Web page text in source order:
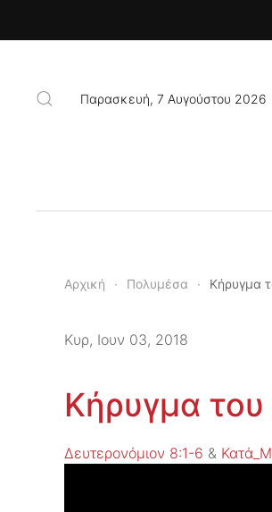
Παρασκευή, 7 Αυγούστου 2026
Αρχική Πολυμέσα Κήρυγμα
Κυρ, Ιουν 03, 2018
Κήρυγμα του
Δευτερονόμιον 8:1-6 &